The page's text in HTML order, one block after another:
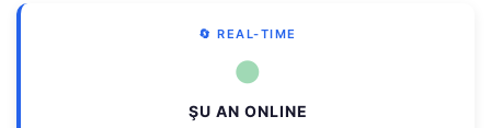
🔄 REAL-TIME
●
ŞU AN ONLINE